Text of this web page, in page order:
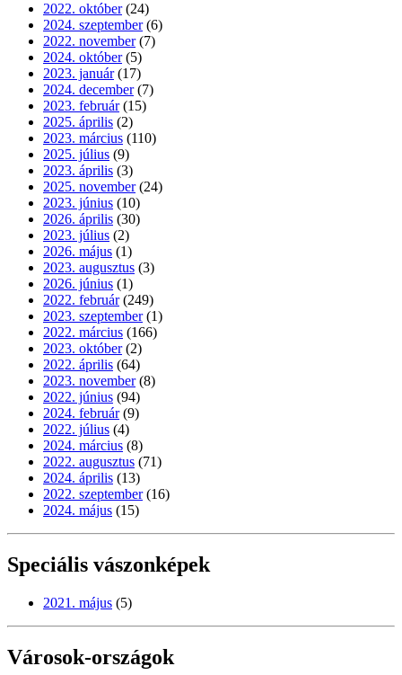
2022. október (24)
2024. szeptember (6)
2022. november (7)
2024. október (5)
2023. január (17)
2024. december (7)
2023. február (15)
2025. április (2)
2023. március (110)
2025. július (9)
2023. április (3)
2025. november (24)
2023. június (10)
2026. április (30)
2023. július (2)
2026. május (1)
2023. augusztus (3)
2026. június (1)
2022. február (249)
2023. szeptember (1)
2022. március (166)
2023. október (2)
2022. április (64)
2023. november (8)
2022. június (94)
2024. február (9)
2022. július (4)
2024. március (8)
2022. augusztus (71)
2024. április (13)
2022. szeptember (16)
2024. május (15)
Speciális vászonképek
2021. május (5)
Városok-országok